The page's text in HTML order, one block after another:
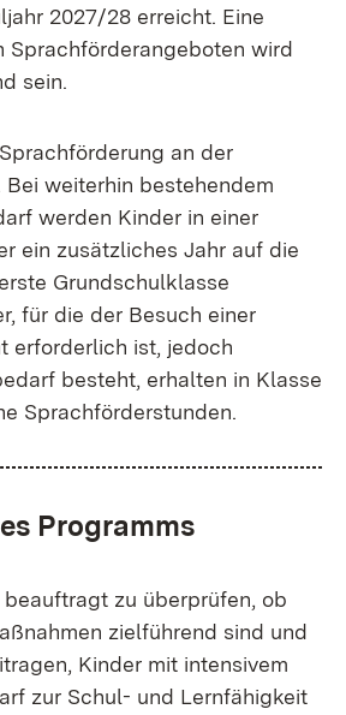
2027/28 erreicht. Eine
Sprachförderangeboten wird
sein.
an der
weiterhin bestehendem
werden Kinder in einer
ein zusätzliches Jahr auf die
Grundschulklasse
für die der Besuch einer
erforderlich ist, jedoch
besteht, erhalten in Klasse
Sprachförderstunden.
Programms
zu überprüfen, ob
zielführend sind und
Kinder mit intensivem
zur Schul- und Lernfähigkeit